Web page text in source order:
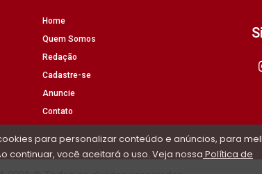
Home
Quem Somos
Redação
Cadastre-se
Anuncie
Contato
para personalizar conteúdo e anúncios, para
continuar, você aceitará o uso. Veja nossa Política de